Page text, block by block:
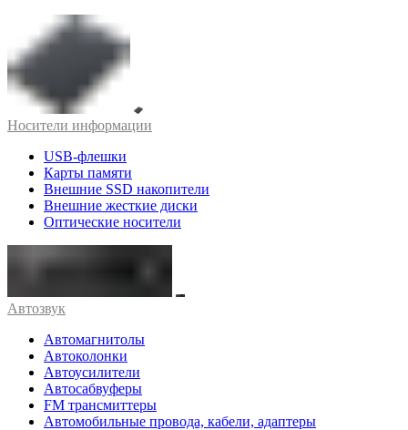
Носители информации
USB-флешки
Карты памяти
Внешние SSD накопители
Внешние жесткие диски
Оптические носители
Автозвук
Автомагнитолы
Автоколонки
Автоусилители
Автосабвуферы
FM трансмиттеры
Автомобильные провода, кабели, адаптеры